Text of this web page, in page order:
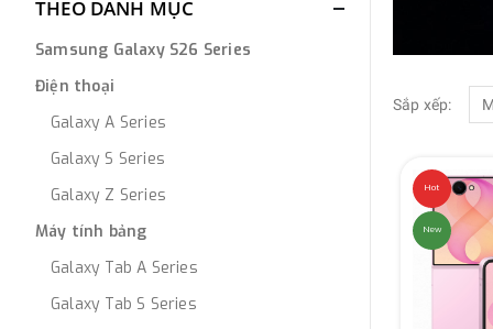
Sắp xếp:
Hot
New
THEO DANH MỤC
Samsung Galaxy S26 Series
Điện thoại
Galaxy A Series
Galaxy S Series
Galaxy Z Series
Máy tính bảng
Galaxy Tab A Series
Galaxy Tab S Series